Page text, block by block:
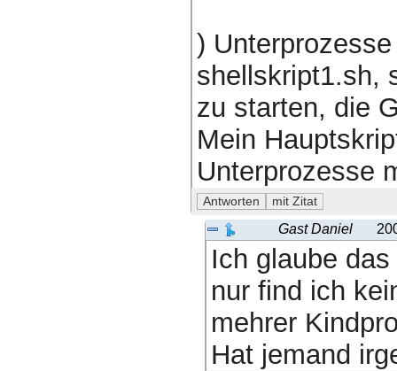
)
shellskript1.sh,
zu starten, die
Mein
Unterprozesse
Gast Daniel
Ich glaube
nur find ich
mehrer
Hat jemand